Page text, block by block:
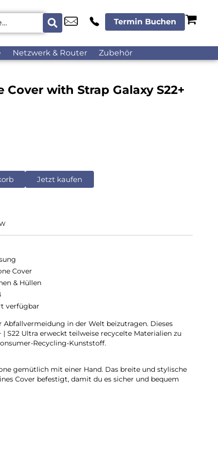
Termin Buchen
Netzwerk & Router Zubehör
Cover with Strap Galaxy S22+
Jetzt kaufen
Cover
& Hüllen
verfügbar
Abfallvermeidung in der Welt beizutragen. Dieses
| S22 Ultra erweckt teilweise recycelte Materialien zu
Recycling-Kunststoff.
gemütlich mit einer Hand. Das breite und stylische
Cover befestigt, damit du es sicher und bequem